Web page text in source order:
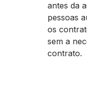
antes da
pessoas
os
sem a
contrato.